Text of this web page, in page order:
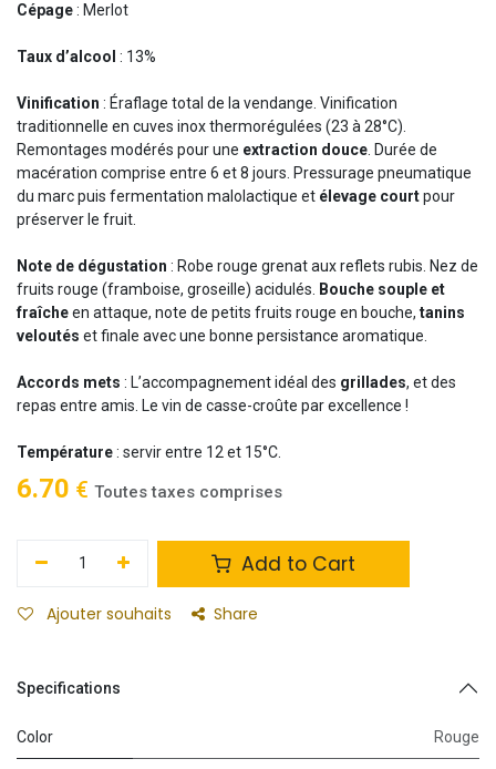
Cépage: Merlot
Taux d’alcool : 13%
Vinification : Éraflage total de la vendange. Vinification
traditionnelle en cuves inox thermorégulées (23 à 28°C).
Remontages modérés pour une extraction douce. Durée de
macération comprise entre 6 et 8 jours. Pressurage pneumatique
du marc puis fermentation malolactique et élevage courtpour
préserver le fruit.
Note de dégustation : Robe rouge grenat aux reflets rubis. Nez de
fruits rouge (framboise, groseille) acidulés. Bouche souple et
fraîcheen attaque, note de petits fruits rouge en bouche, tanins
veloutés et finale avec une bonne persistance aromatique.
Accords mets : L’accompagnement idéal des grillades, et des
repas entre amis. Le vin de casse-croûte par excellence !
Température: servir entre 12 et 15°C.
6.70 € Toutes taxes comprises
Add to Cart
Ajouter souhaits Share
Specifications
Color Rouge